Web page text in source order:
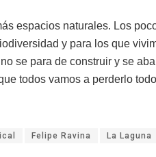
espacios naturales. Los
y para los que
se para de construir y se
todos vamos a perderlo
Felipe Ravina La Laguna